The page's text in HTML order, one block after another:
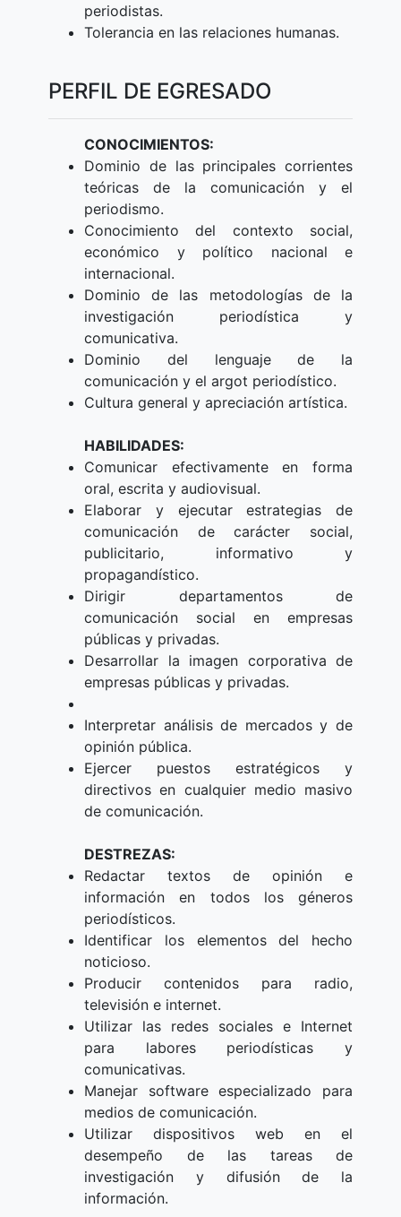
periodistas.
Tolerancia en las relaciones humanas.
PERFIL DE EGRESADO
CONOCIMIENTOS:
Dominio de las principales corrientes
teóricas de la comunicación y el
periodismo.
Conocimiento del contexto social,
económico y político nacional e
internacional.
Dominio de las metodologías de la
investigación periodística y
comunicativa.
Dominio del lenguaje de la
comunicación y el argot periodístico.
Cultura general y apreciación artística.
HABILIDADES:
Comunicar efectivamente en forma
oral, escrita y audiovisual.
Elaborar y ejecutar estrategias de
comunicación de carácter social,
publicitario, informativo y
propagandístico.
Dirigir departamentos de
comunicación social en empresas
públicas y privadas.
Desarrollar la imagen corporativa de
empresas públicas y privadas.
Interpretar análisis de mercados y de
opinión pública.
Ejercer puestos estratégicos y
directivos en cualquier medio masivo
de comunicación.
DESTREZAS:
Redactar textos de opinión e
información en todos los géneros
periodísticos.
Identificar los elementos del hecho
noticioso.
Producir contenidos para radio,
televisión e internet.
Utilizar las redes sociales e Internet
para labores periodísticas y
comunicativas.
Manejar software especializado para
medios de comunicación.
Utilizar dispositivos web en el
desempeño de las tareas de
investigación y difusión de la
información.